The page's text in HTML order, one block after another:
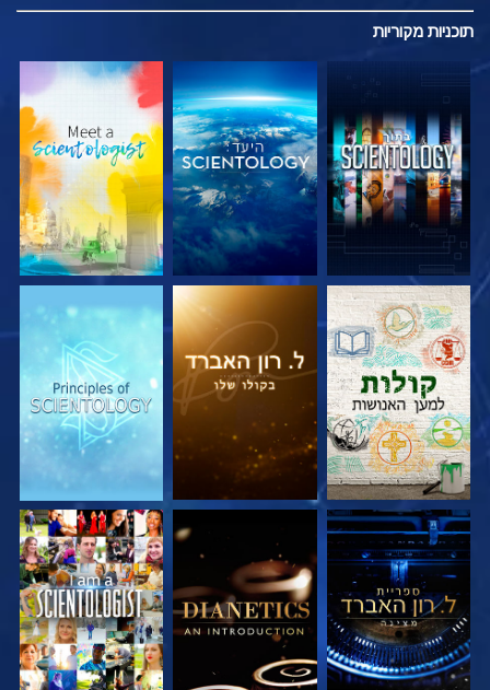
תוכניות מקוריות
בדוק את הסדרה בדוק את הסדרה בדוק את הסדרה
בדוק את הסדרה בדוק את הסדרה צפה